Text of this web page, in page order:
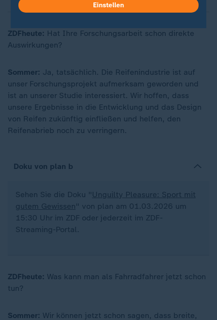
ZDFheute: Hat Ihre Forschungsarbeit schon direkte
Auswirkungen?
Sommer: Ja, tatsächlich. Die Reifenindustrie ist auf
unser Forschungsprojekt aufmerksam geworden und
ist an unserer Studie interessiert. Wir hoffen, dass
unsere Ergebnisse in die Entwicklung und das Design
von Reifen zukünftig einfließen und helfen, den
Reifenabrieb noch zu verringern.
Doku von plan b
Sehen Sie die Doku " Unguilty Pleasure: Sport mit
gutem Gewissen" von plan am 01.03.2026 um
15:30 Uhr im ZDF oder jederzeit im ZDF-
Streaming-Portal.
ZDFheute: Was kann man als Fahrradfahrer jetzt schon
tun?
Sommer: Wir können jetzt schon sagen, dass breite,
Einstellen